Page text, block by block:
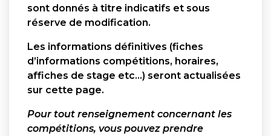
sont donnés à titre indicatifs et sous
réserve de modification.
Les informations définitives (fiches
d’informations compétitions, horaires,
affiches de stage etc…) seront actualisées
sur cette page.
Pour tout renseignement concernant les
compétitions, vous pouvez prendre